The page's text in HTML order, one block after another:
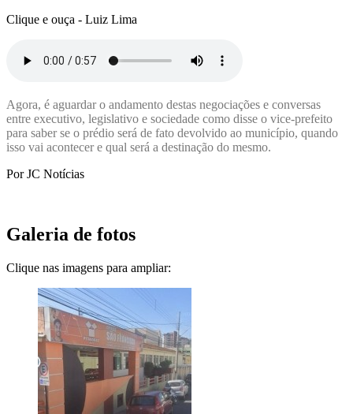
Clique e ouça - Luiz Lima
Agora, é aguardar o andamento destas negociações e conversas
entre executivo, legislativo e sociedade como disse o vice-prefeito
para saber se o prédio será de fato devolvido ao município, quando
isso vai acontecer e qual será a destinação do mesmo.
Por JC Notícias
Galeria de fotos
Clique nas imagens para ampliar: